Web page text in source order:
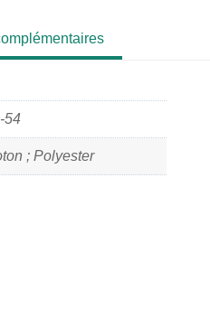
54
; Polyester